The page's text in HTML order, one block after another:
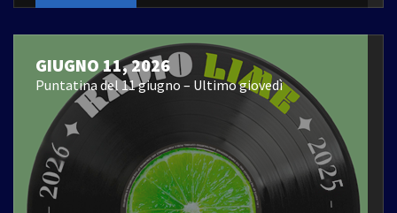
GIUGNO 11, 2026
Puntatina del 11 giugno – Ultimo giovedì